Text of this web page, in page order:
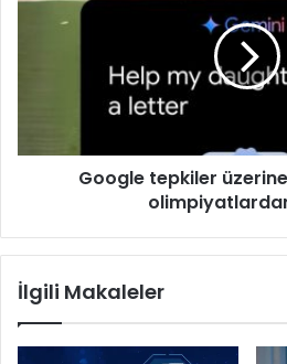
olimpiyatlardan
Google tepkiler üzerine
İlgili Makaleler